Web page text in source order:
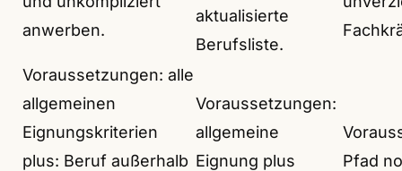
anwerben.
aktualisierte
Berufsliste.
Voraussetzungen: alle
allgemeinen
Eignungskriterien
plus: Beruf außerhalb
Voraussetzungen:
allgemeine
Eignung plus
Pfad